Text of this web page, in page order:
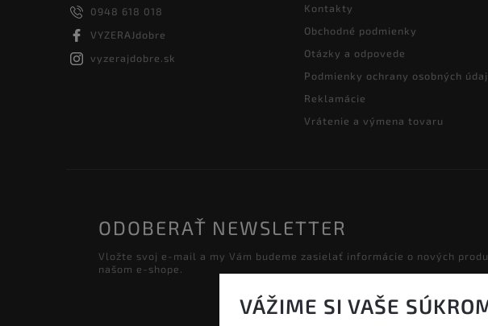
VÁŽIME SI VAŠE
0948 618 018
VYZERAJdobre
vyzerajdobre.sk
Kontakty
Obchodné podmienky
Otázky a odpovede
Podmienky ochrany osobných
Reklamácie
Vrátenie a výmena tovaru
ODOBERAŤ NEWSLETTER
Vložte svoj e-mail a my Vám budeme zasielať informácie o nových
našom e-shope.